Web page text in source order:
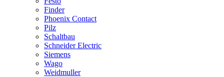
Finder
Phoenix Contact
Pilz
Schaltbau
Schneider Electric
Siemens
Wago
Weidmuller